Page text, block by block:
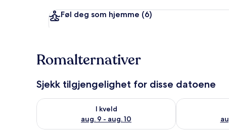
Føl deg som hjemme (6)
Romalternativer
Sjekk tilgjengelighet for disse datoene
I kveld
aug. 9 - aug. 10
Sjekk tilgjengelighet for i kveld, aug. 9 - aug. 10
Sjekk